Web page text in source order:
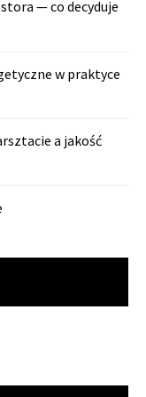
— co decyduje
w praktyce
a jakość